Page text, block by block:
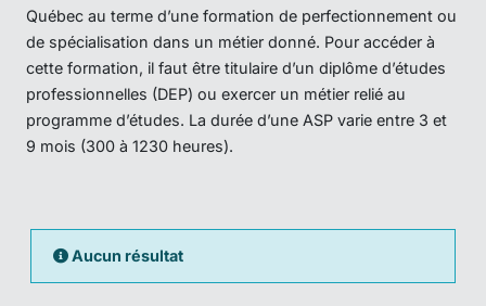
Québec au terme d’une formation de perfectionnement ou
de spécialisation dans un métier donné. Pour accéder à
cette formation, il faut être titulaire d’un diplôme d’études
professionnelles (DEP) ou exercer un métier relié au
programme d’études. La durée d’une ASP varie entre 3 et
9 mois (300 à 1230 heures).
Aucun résultat